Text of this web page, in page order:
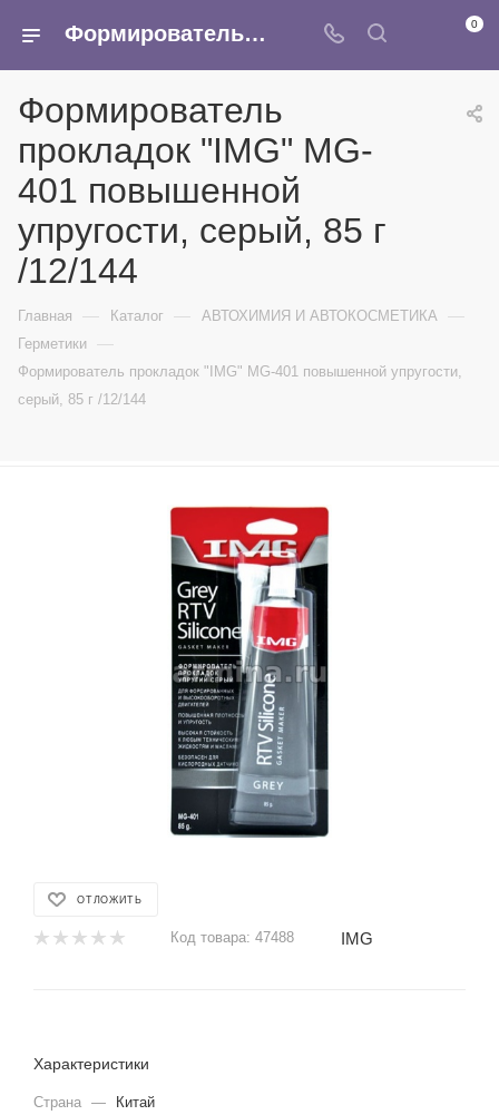
Формирователь прокладок "IMG" MG-401 повышенной упругости, серый, 85 г /12/144 - купить в интернет-магазине Армина 0
Формирователь
прокладок "IMG" MG-
401 повышенной
упругости, серый, 85 г
/12/144
Главная — Каталог — АВТОХИМИЯ И АВТОКОСМЕТИКА —
Герметики —
Формирователь прокладок "IMG" MG-401 повышенной упругости,
серый, 85 г /12/144
ОТЛОЖИТЬ
Код товара: 47488 IMG
Характеристики
Страна —
Китай